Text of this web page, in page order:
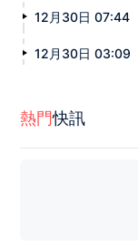
12月30日 07:44
12月30日 03:09
熱門快訊